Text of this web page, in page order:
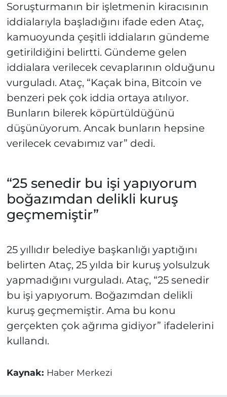
Soruşturmanın bir işletmenin kiracısının
iddialarıyla başladığını ifade eden Ataç,
kamuoyunda çeşitli iddiaların gündeme
getirildiğini belirtti. Gündeme gelen
iddialara verilecek cevaplarının olduğunu
vurguladı. Ataç, “Kaçak bina, Bitcoin ve
benzeri pek çok iddia ortaya atılıyor.
Bunların bilerek köpürtüldüğünü
düşünüyorum. Ancak bunların hepsine
verilecek cevabımız var” dedi.
“25 senedir bu işi yapıyorum
boğazımdan delikli kuruş
geçmemiştir”
25 yıllıdır belediye başkanlığı yaptığını
belirten Ataç, 25 yılda bir kuruş yolsulzuk
yapmadığını vurguladı. Ataç, “25 senedir
bu işi yapıyorum. Boğazımdan delikli
kuruş geçmemiştir. Ama bu konu
gerçekten çok ağrıma gidiyor” ifadelerini
kullandı.
Kaynak: Haber Merkezi